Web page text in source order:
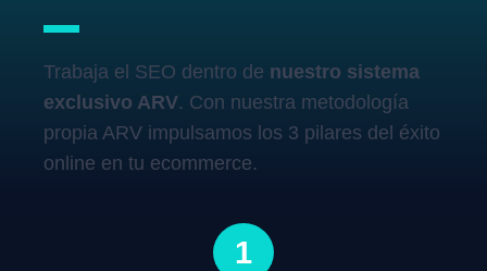
Trabaja el SEO dentro de nuestro sistema
exclusivo ARV. Con nuestra metodología
propia ARV impulsamos los 3 pilares del éxito
online en tu ecommerce.
1